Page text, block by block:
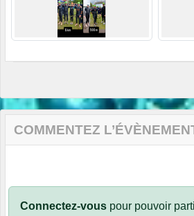
COMMENTEZ
Connectez-vous pour pouvoir